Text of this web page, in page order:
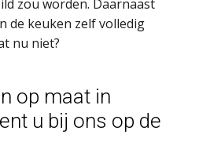
zou worden. Daarnaast
de keuken zelf volledig
nu niet?
op maat in
u bij ons op de